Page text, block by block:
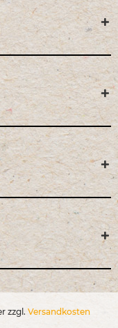
zzgl. Versandkosten